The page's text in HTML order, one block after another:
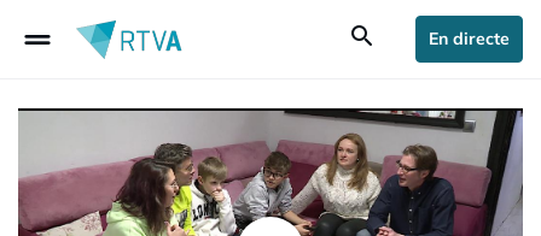
drag_handle search En directe